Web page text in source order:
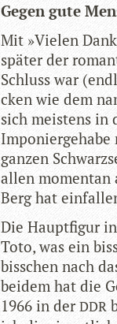
Gegen gute
Mit »Vie­len
spä­ter der
Schluss war
cken wie dem
sich meis­tens in
Impo­nier­ge­habe
gan­zen
allen momen­tan
Berg hat
Die Haupt­fi­gur
Toto, was ein
biss­chen nach
bei­dem hat die
1966 in derDDR